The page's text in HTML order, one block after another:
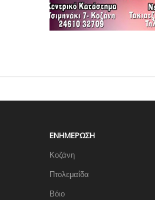
ΕΝΗΜΈΡΩΣΗ
Κοζάνη
Πτολεμαΐδα
Βόιο